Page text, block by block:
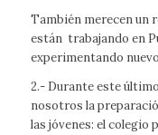
También merecen un
están trabajando en
experimentando
2.- Durante este
nosotros la
las jóvenes: el colegio